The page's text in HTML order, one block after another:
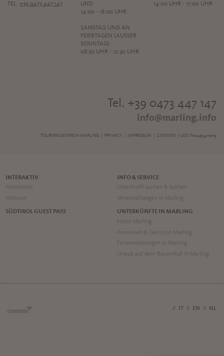
TEL.+39 0473 447 147
UND
14:00 - 18:00 UHR
SAMSTAG UND AN
FEIERTAGEN (AUSSER S
ONNTAG)
08:30 UHR - 12:30 UHR
14:00 UHR - 17:00 UHR
Tel. +39 0473 447 147
info@marling.info
TOURISMUSVEREIN MARLING | PRIVACY| IMPRESSUM COOKIES | UID IT00495410219
INTERAKTIV
Newsletter
Webcam
INFO & SERVICE
Unterkunft suchen & buchen
Veranstaltungen in Marling
SÜDTIROL GUEST PASS
UNTERKÜNFTE IN MARLING
Hotel Marling
Pensionen & Garnis in Marling
Ferienwohnungen in Marling
Urlaub auf dem Bauernhof in Marling
// // EN // NL